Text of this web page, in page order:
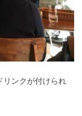
リンクが付けられ